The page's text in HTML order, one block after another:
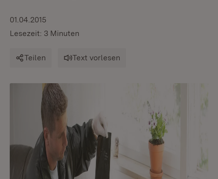
01.04.2015
Lesezeit: 3 Minuten
Teilen Text vorlesen